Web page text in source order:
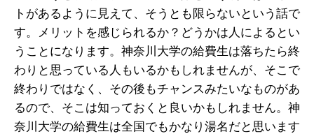
トがあるように見えて、そうとも限らないという話で
す。メリットを感じられるか？どうかは人によるとい
うことになります。神奈川大学の給費生は落ちたら終
わりと思っている人もいるかもしれませんが、そこで
終わりではなく、その後もチャンスみたいなものがあ
るので、そこは知っておくと良いかもしれません。神
奈川大学の給費生は全国でもかなり湯名だと思います